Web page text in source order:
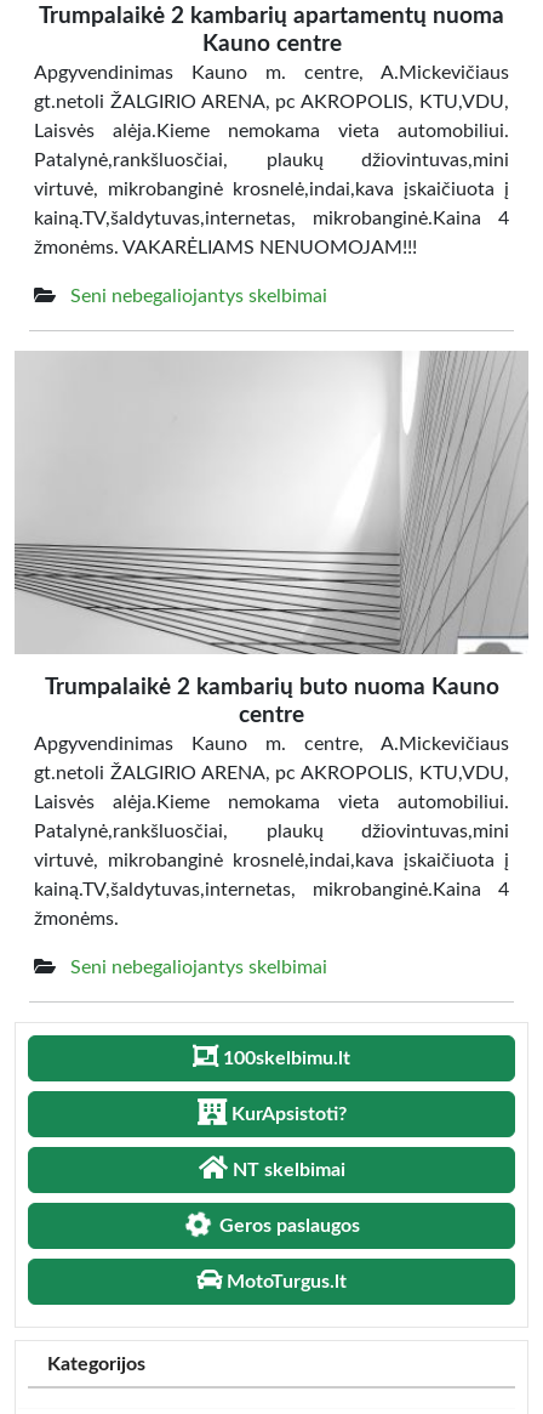
Trumpalaikė 2 kambarių apartamentų nuoma
Kauno centre
Apgyvendinimas Kauno m. centre, A.Mickevičiaus
gt.netoli ŽALGIRIO ARENA, pc AKROPOLIS, KTU,VDU,
Laisvės alėja.Kieme nemokama vieta automobiliui.
Patalynė,rankšluosčiai, plaukų džiovintuvas,mini
virtuvė, mikrobanginė krosnelė,indai,kava įskaičiuota į
kainą.TV,šaldytuvas,internetas, mikrobanginė.Kaina 4
žmonėms. VAKARĖLIAMS NENUOMOJAM!!!
Seni nebegaliojantys skelbimai
Trumpalaikė 2 kambarių buto nuoma Kauno
centre
Apgyvendinimas Kauno m. centre, A.Mickevičiaus
gt.netoli ŽALGIRIO ARENA, pc AKROPOLIS, KTU,VDU,
Laisvės alėja.Kieme nemokama vieta automobiliui.
Patalynė,rankšluosčiai, plaukų džiovintuvas,mini
virtuvė, mikrobanginė krosnelė,indai,kava įskaičiuota į
kainą.TV,šaldytuvas,internetas, mikrobanginė.Kaina 4
žmonėms.
Seni nebegaliojantys skelbimai
100skelbimu.lt
KurApsistoti?
NT skelbimai
Geros paslaugos
MotoTurgus.lt
Kategorijos